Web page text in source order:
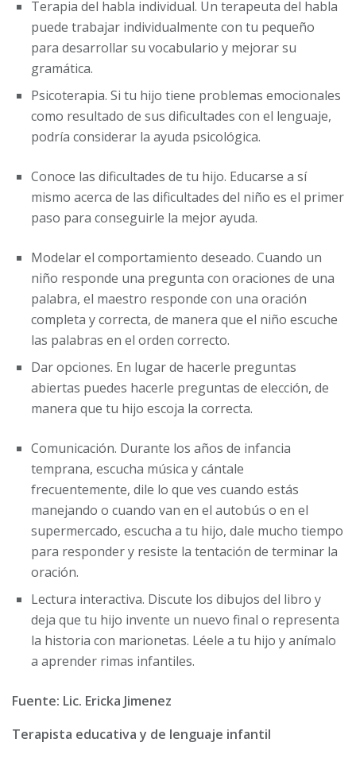
Terapia del habla individual. Un terapeuta del habla
puede trabajar individualmente con tu pequeño
para desarrollar su vocabulario y mejorar su
gramática.
Psicoterapia. Si tu hijo tiene problemas emocionales
como resultado de sus dificultades con el lenguaje,
podría considerar la ayuda psicológica.
Conoce las dificultades de tu hijo. Educarse a sí
mismo acerca de las dificultades del niño es el primer
paso para conseguirle la mejor ayuda.
Modelar el comportamiento deseado. Cuando un
niño responde una pregunta con oraciones de una
palabra, el maestro responde con una oración
completa y correcta, de manera que el niño escuche
las palabras en el orden correcto.
Dar opciones. En lugar de hacerle preguntas
abiertas puedes hacerle preguntas de elección, de
manera que tu hijo escoja la correcta.
Comunicación. Durante los años de infancia
temprana, escucha música y cántale
frecuentemente, dile lo que ves cuando estás
manejando o cuando van en el autobús o en el
supermercado, escucha a tu hijo, dale mucho tiempo
para responder y resiste la tentación de terminar la
oración.
Lectura interactiva. Discute los dibujos del libro y
deja que tu hijo invente un nuevo final o representa
la historia con marionetas. Léele a tu hijo y anímalo
a aprender rimas infantiles.
Fuente: Lic. Ericka Jimenez
Terapista educativa y de lenguaje infantil